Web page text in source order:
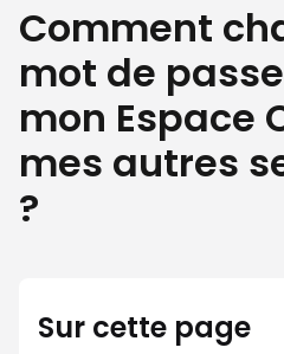
Comment
mot de
mon Espace
mes autres
?
Sur cette page